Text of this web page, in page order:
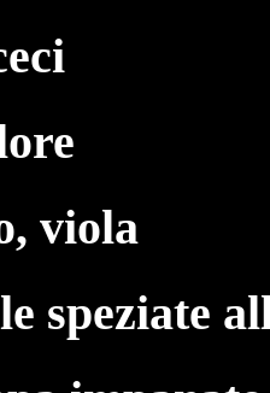
viola
speziate